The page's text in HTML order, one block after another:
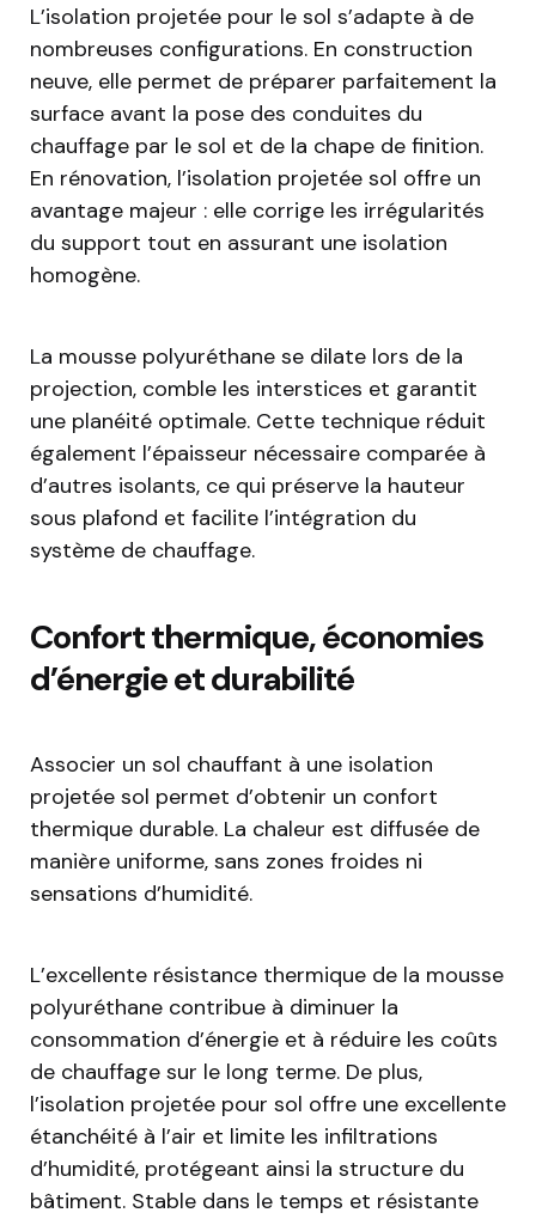
L’isolation projetée pour le sol s’adapte à de
nombreuses configurations. En construction
neuve, elle permet de préparer parfaitement la
surface avant la pose des conduites du
chauffage par le sol et de la chape de finition.
En rénovation, l’isolation projetée sol offre un
avantage majeur : elle corrige les irrégularités
du support tout en assurant une isolation
homogène.
La mousse polyuréthane se dilate lors de la
projection, comble les interstices et garantit
une planéité optimale. Cette technique réduit
également l’épaisseur nécessaire comparée à
d’autres isolants, ce qui préserve la hauteur
sous plafond et facilite l’intégration du
système de chauffage.
Confort thermique, économies
d’énergie et durabilité
Associer un sol chauffant à une isolation
projetée sol permet d’obtenir un confort
thermique durable. La chaleur est diffusée de
manière uniforme, sans zones froides ni
sensations d’humidité.
L’excellente résistance thermique de la mousse
polyuréthane contribue à diminuer la
consommation d’énergie et à réduire les coûts
de chauffage sur le long terme. De plus,
l’isolation projetée pour sol offre une excellente
étanchéité à l’air et limite les infiltrations
d’humidité, protégeant ainsi la structure du
bâtiment. Stable dans le temps et résistante